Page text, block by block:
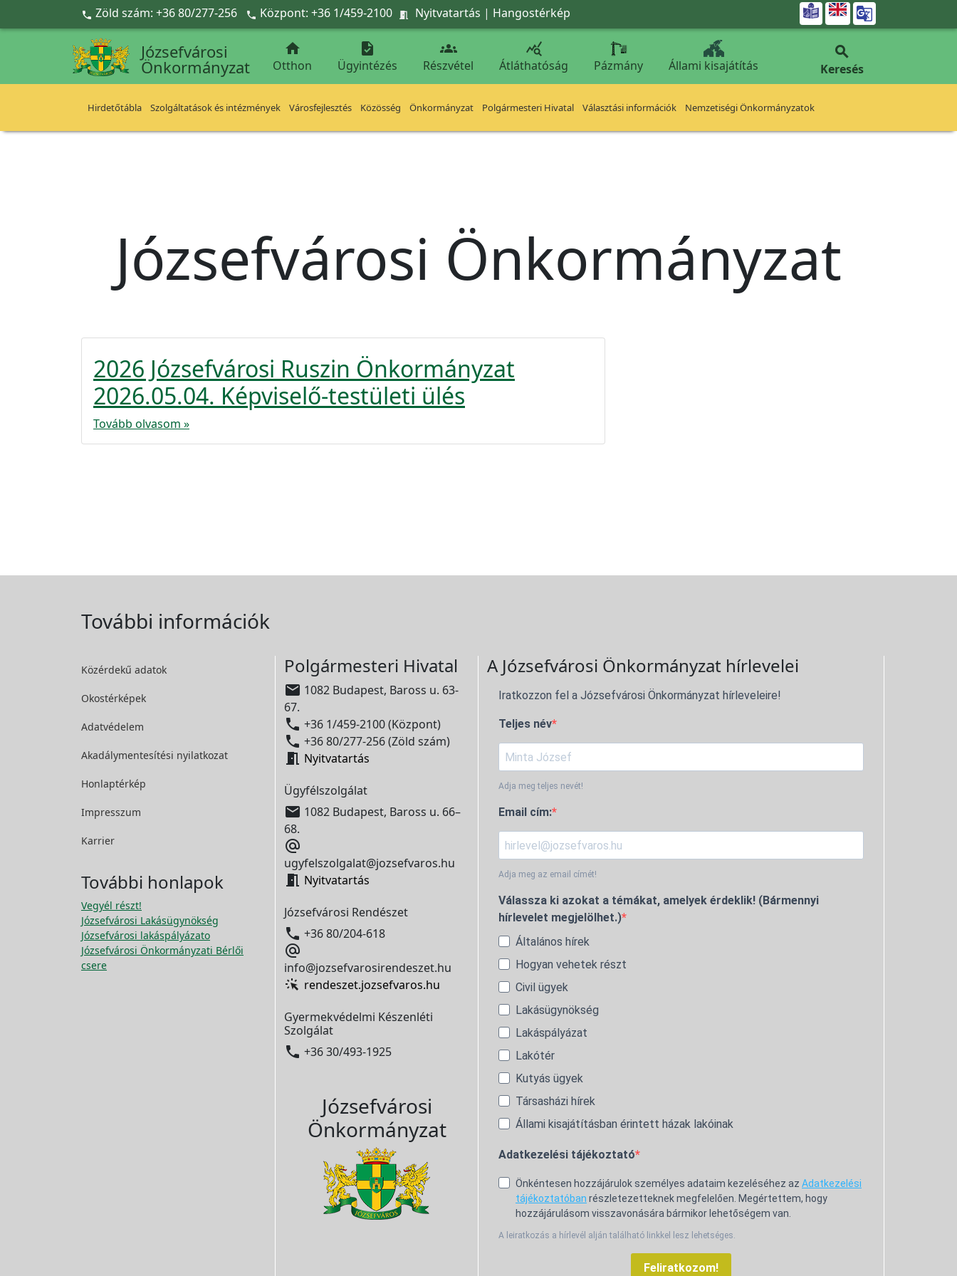
Ugrás a fő tartalomra
 Zöld szám: +36 80/277-256  Központ: +36 1/459-2100  Nyitvatartás | Hangostérkép 
Józsefvárosi
Önkormányzat

Otthon

Ügyintézés

Részvétel

Átláthatóság Pázmány Állami kisajátítás

Keresés
Hirdetőtábla Szolgáltatások és intézmények Városfejlesztés Közösség Önkormányzat Polgármesteri Hivatal Választási információk Nemzetiségi Önkormányzatok
Józsefvárosi Önkormányzat
2026 Józsefvárosi Ruszin Önkormányzat
2026.05.04. Képviselő-testületi ülés
Tovább olvasom »
További információk
Közérdekű adatok
Okostérképek
Adatvédelem
Akadálymentesítési nyilatkozat
Honlaptérkép
Impresszum
Karrier
További honlapok
Vegyél részt!
Józsefvárosi Lakásügynökség
Józsefvárosi lakáspályázato
Józsefvárosi Önkormányzati Bérlői
csere
Polgármesteri Hivatal
 1082 Budapest, Baross u. 63-
67.
 +36 1/459-2100 (Központ)
 +36 80/277-256 (Zöld szám)
 Nyitvatartás
Ügyfélszolgálat
 1082 Budapest, Baross u. 66–
68.

ugyfelszolgalat@jozsefvaros.hu
 Nyitvatartás
Józsefvárosi Rendészet
 +36 80/204-618

info@jozsefvarosirendeszet.hu
rendeszet.jozsefvaros.hu
Gyermekvédelmi Készenléti
Szolgálat
 +36 30/493-1925
Józsefvárosi
Önkormányzat
A Józsefvárosi Önkormányzat hírlevelei
Iratkozzon fel a Józsefvárosi Önkormányzat hírleveleire!
Teljes név
Adja meg teljes nevét!
Email cím:
Adja meg az email címét!
Válassza ki azokat a témákat, amelyek érdeklik! (Bármennyi
hírlevelet megjelölhet.)
Általános hírek
Hogyan vehetek részt
Civil ügyek
Lakásügynökség
Lakáspályázat
Lakótér
Kutyás ügyek
Társasházi hírek
Állami kisajátításban érintett házak lakóinak
Adatkezelési tájékoztató
Önkéntesen hozzájárulok személyes adataim kezeléséhez az Adatkezelési
tájékoztatóban részletezetteknek megfelelően. Megértettem, hogy
hozzájárulásom visszavonására bármikor lehetőségem van.
A leiratkozás a hírlevél alján található linkkel lesz lehetséges.
Feliratkozom!